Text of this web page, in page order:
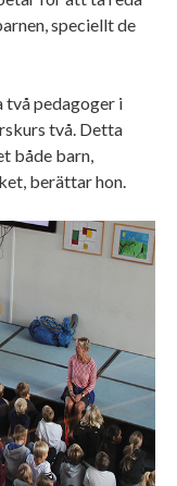
speciellt de
två pedagoger i
två. Detta
både barn,
berättar hon.